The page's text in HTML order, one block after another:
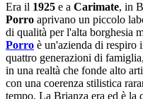
Era il 1925 e a Carimate, in
Porro aprivano un piccolo
di qualità per l'alta borghesia
Porro è un'azienda di respiro
quattro generazioni di
in una realtà che fonde alto
con una coerenza stilistica
tempo. La Brianza era ed è la